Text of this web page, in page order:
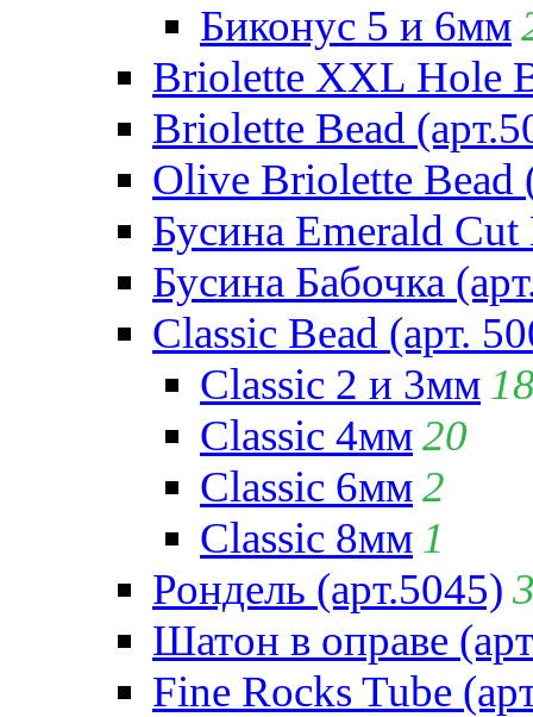
Биконус 5 и 6мм
Briolette XXL Hole
Briolette Bead
Olive Briolette Bead
Бусина Emerald Cut
Бусина Бабочка
Classic Bead (арт.
Classic 2 и 3мм
Classic 4мм20
Classic 6мм2
Classic 8мм 1
Рондель (арт.5045)
Шатон в оправе
Fine Rocks Tube